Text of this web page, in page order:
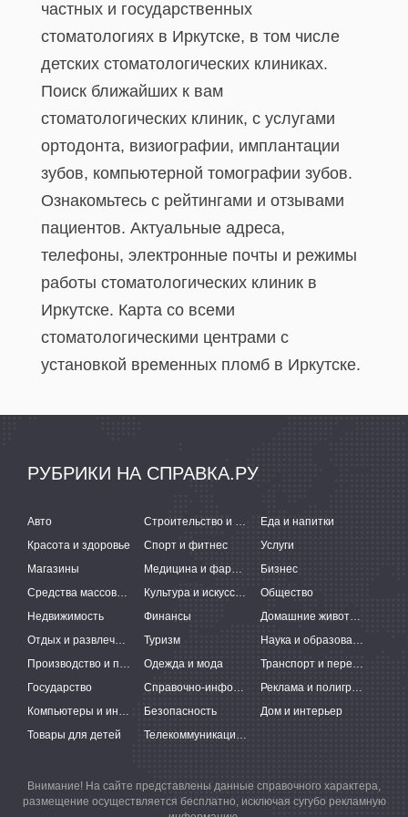
частных и государственных
стоматологиях в Иркутске, в том числе
детских стоматологических клиниках.
Поиск ближайших к вам
стоматологических клиник, с услугами
ортодонта, визиографии, имплантации
зубов, компьютерной томографии зубов.
Ознакомьтесь с рейтингами и отзывами
пациентов. Актуальные адреса,
телефоны, электронные почты и режимы
работы стоматологических клиник в
Иркутске. Карта со всеми
стоматологическими центрами с
установкой временных пломб в Иркутске.
РУБРИКИ НА СПРАВКА.РУ
Авто Строительство и ремонт
Еда и напитки
Красота и здоровье
Спорт и фитнес
Услуги
Магазины
Медицина и фармацевтика
Бизнес
Средства массовой информации
Культура и искусство
Общество
Недвижимость
Финансы
Домашние животные
Отдых и развлечения
Туризм
Наука и образование
Производство и поставки
Одежда и мода
Транспорт и перевозки
Государство
Справочно-информационные системы
Реклама и полиграфия
Компьютеры и интернет
Безопасность
Дом и интерьер
Товары для детей
Телекоммуникации и связь
Внимание! На сайте представлены данные справочного характера,
размещение осуществляется бесплатно, исключая сугубо рекламную